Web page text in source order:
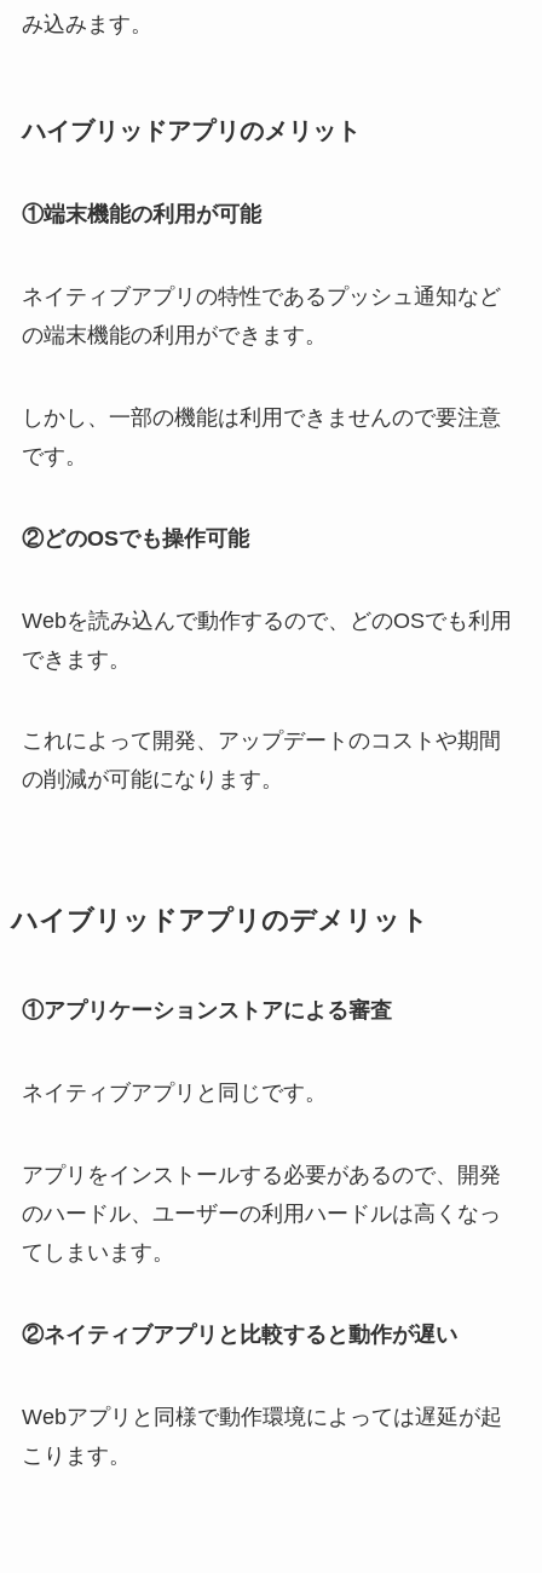
み込みます。
ハイブリッドアプリのメリット
①端末機能の利用が可能
ネイティブアプリの特性であるプッシュ通知など
の端末機能の利用ができます。
しかし、一部の機能は利用できませんので要注意
です。
②どのOSでも操作可能
Webを読み込んで動作するので、どのOSでも利用
できます。
これによって開発、アップデートのコストや期間
の削減が可能になります。
ハイブリッドアプリのデメリット
①アプリケーションストアによる審査
ネイティブアプリと同じです。
アプリをインストールする必要があるので、開発
のハードル、ユーザーの利用ハードルは高くなっ
てしまいます。
②ネイティブアプリと比較すると動作が遅い
Webアプリと同様で動作環境によっては遅延が起
こります。